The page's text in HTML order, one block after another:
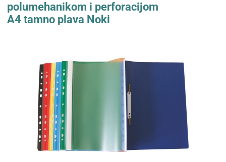
polumehanikom i perforacijom
A4 tamno plava Noki